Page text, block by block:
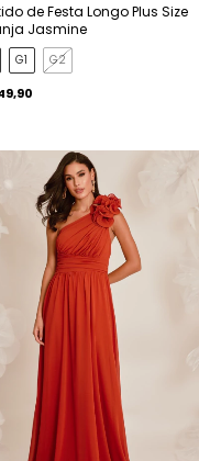
de Festa Longo Plus Size
Jasmine
G1 G2